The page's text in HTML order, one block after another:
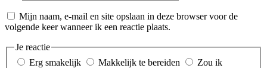
Mijn naam, e-mail en site opslaan in deze browser voor de
volgende keer wanneer ik een reactie plaats.
Je reactie
Erg smakelijk
Makkelijk te bereiden
Zou ik